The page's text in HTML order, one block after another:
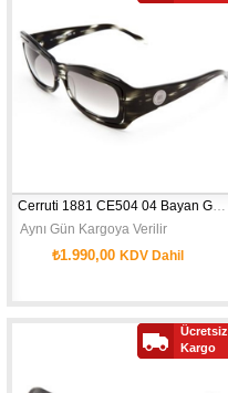
Cerruti 1881 CE504 04 Bayan Güneş Gözlüğü
Aynı Gün Kargoya Verilir
₺1.990,00 KDV Dahil
Ücretsiz
Kargo